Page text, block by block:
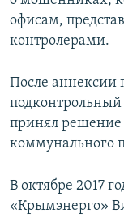
офисам,
контролерами.
После аннексии
принял решение
коммунального
В октябре 2017
«Крымэнерго»